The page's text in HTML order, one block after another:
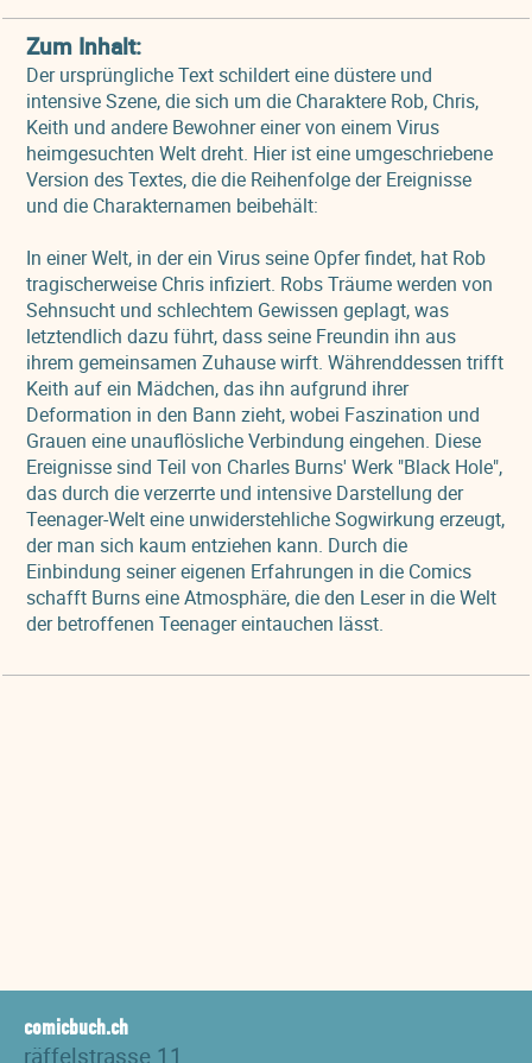
Zum Inhalt:
Der ursprüngliche Text schildert eine düstere und
intensive Szene, die sich um die Charaktere Rob, Chris,
Keith und andere Bewohner einer von einem Virus
heimgesuchten Welt dreht. Hier ist eine umgeschriebene
Version des Textes, die die Reihenfolge der Ereignisse
und die Charakternamen beibehält:
In einer Welt, in der ein Virus seine Opfer findet, hat Rob
tragischerweise Chris infiziert. Robs Träume werden von
Sehnsucht und schlechtem Gewissen geplagt, was
letztendlich dazu führt, dass seine Freundin ihn aus
ihrem gemeinsamen Zuhause wirft. Währenddessen trifft
Keith auf ein Mädchen, das ihn aufgrund ihrer
Deformation in den Bann zieht, wobei Faszination und
Grauen eine unauflösliche Verbindung eingehen. Diese
Ereignisse sind Teil von Charles Burns' Werk "Black Hole",
das durch die verzerrte und intensive Darstellung der
Teenager-Welt eine unwiderstehliche Sogwirkung erzeugt,
der man sich kaum entziehen kann. Durch die
Einbindung seiner eigenen Erfahrungen in die Comics
schafft Burns eine Atmosphäre, die den Leser in die Welt
der betroffenen Teenager eintauchen lässt.
comicbuch.ch
räffelstrasse 11